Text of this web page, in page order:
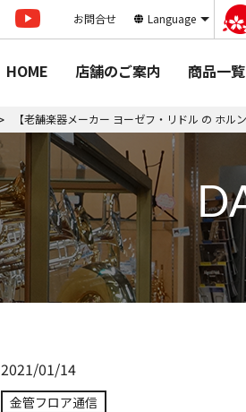
お問合せ Language
HOME 店舗のご案内 商品一覧
【老舗楽器メーカー ヨーゼフ・リドル の ホル
2021/01/14
金管フロア通信